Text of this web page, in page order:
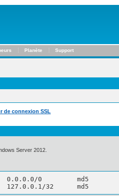
Planète Support
de connexion SSL
Server 2012.
32      md5